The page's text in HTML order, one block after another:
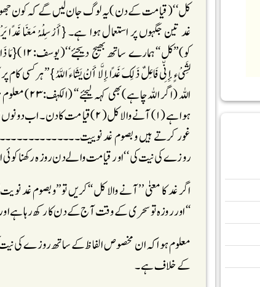
غد تین جگہوں پر استعمال ہوا ہے۔ {أَرْسِلْہُ مَعَنَا
لِشَیْء ٍ إِنِّی فَاعِلٌ ذَلِکَ غَدًاإِلَّا أَنْ یَشَاء َ اللَّہُ }’’ہر کسی
اللہ (اگر
ہوا ہے (۱)آنے والا کل(۲)قیامت
غور کرتے ہیں وبصوم غد
روزے کی نیت کی ‘‘اور قیامت والے دن روزہ رکھنا کوئی
اگر غد کا معنیٰ ’’آنے والا کل‘‘کریں تو’’وبصوم
‘‘اور روزہ تو سحری کے وقت آج کے دن کا رکھ رہا ہے
معلوم ہوا کہ ان مخصوص الفاظ کے ساتھ روزے کی
کے خلاف ہے ۔